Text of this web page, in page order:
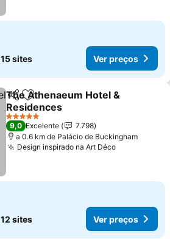
15 sites Ver preços
PartilharAdicionar aos favoritos
The Athenaeum Hotel &
Residences
Ver preços
5 Estrelas
9,0 Excelente
7.798
a 0.6 km de Palácio de Buckingham
Design inspirado na Art DécoVer preços
12 sites Ver preços